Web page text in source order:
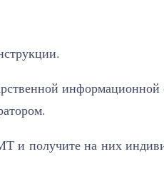
и получите на них